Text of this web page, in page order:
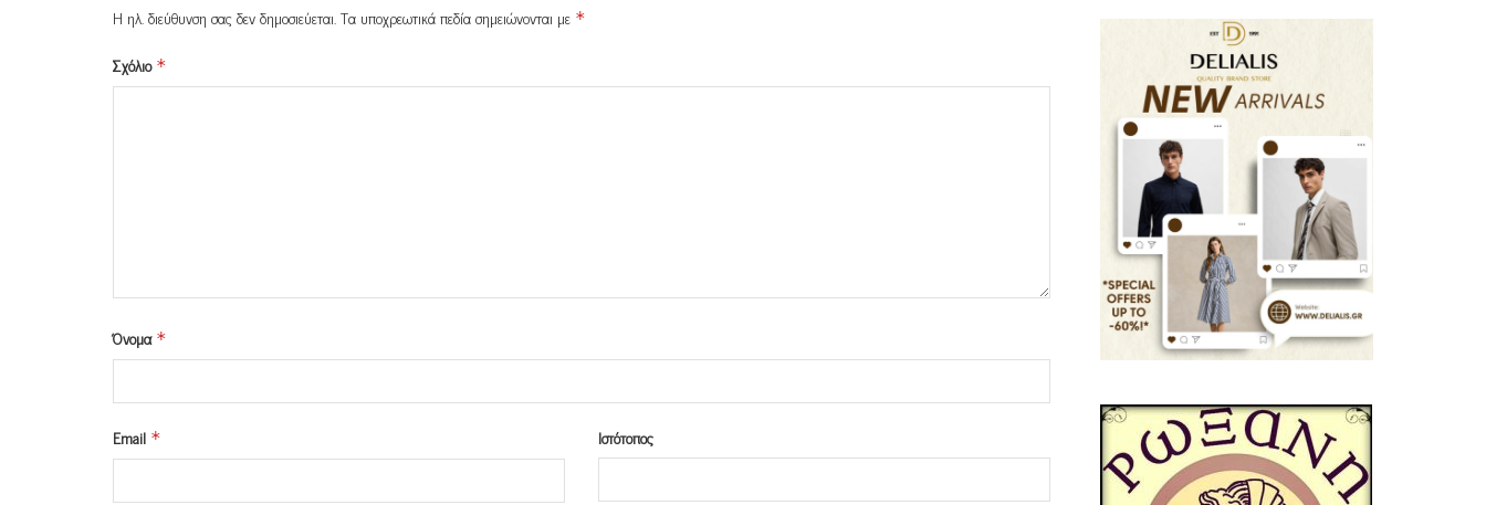
Η ηλ. διεύθυνση σας δεν δημοσιεύεται.Τα υποχρεωτικά πεδία σημειώνονται με *
Σχόλιο *
Όνομα *
Email * Ιστότοπος